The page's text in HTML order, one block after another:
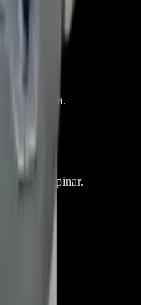
la primera.
en opinar.